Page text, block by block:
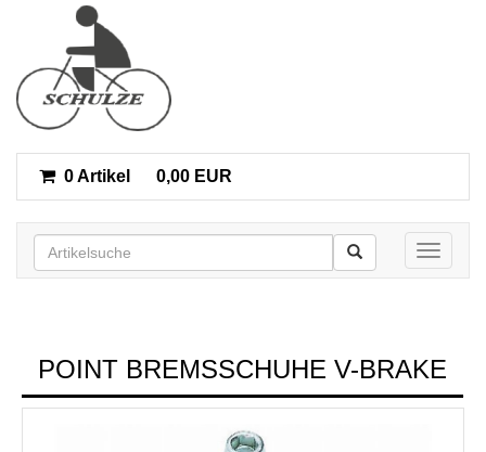
0 Artikel 0,00 EUR
Toggle
POINT BREMSSCHUHE V-BRAKE